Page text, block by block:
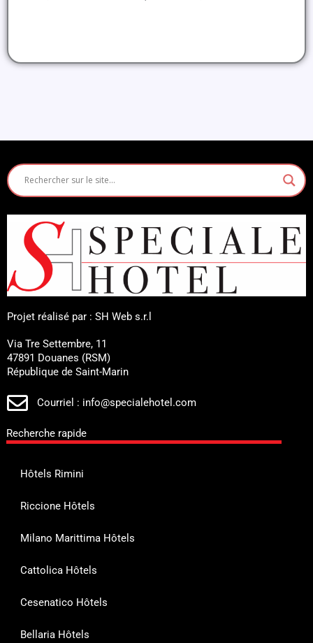
Projet réalisé par : SH Web s.r.l
Via Tre Settembre, 11
47891 Douanes (RSM)
République de Saint-Marin
Courriel : info@specialehotel.com
Recherche rapide
Hôtels Rimini
Riccione Hôtels
Milano Marittima Hôtels
Cattolica Hôtels
Cesenatico Hôtels
Bellaria Hôtels